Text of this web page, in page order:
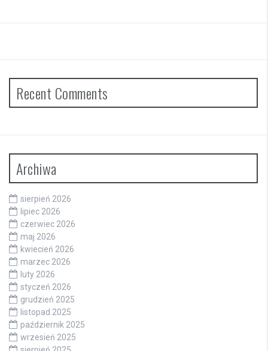
Recent Comments
Archiwa
sierpień 2026
lipiec 2026
czerwiec 2026
maj 2026
kwiecień 2026
marzec 2026
luty 2026
styczeń 2026
grudzień 2025
listopad 2025
październik 2025
wrzesień 2025